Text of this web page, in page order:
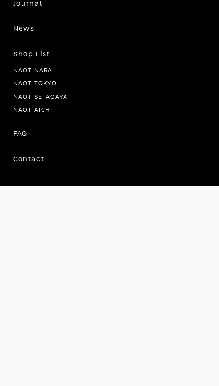
Journal
News
Shop List
NAOT NARA
NAOT TOKYO
NAOT SETAGAYA
NAOT AICHI
FAQ
Contact